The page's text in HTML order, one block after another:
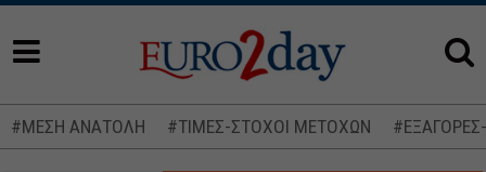
#ΜΕΣΗ ΑΝΑΤΟΛΗ #ΤΙΜΕΣ-ΣΤΟΧΟΙ ΜΕΤΟΧΩΝ